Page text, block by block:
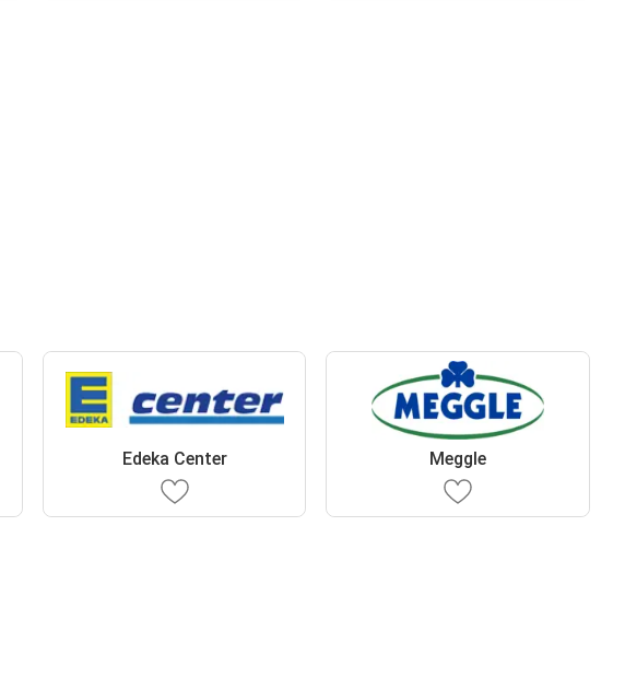
Edeka Center Meggle